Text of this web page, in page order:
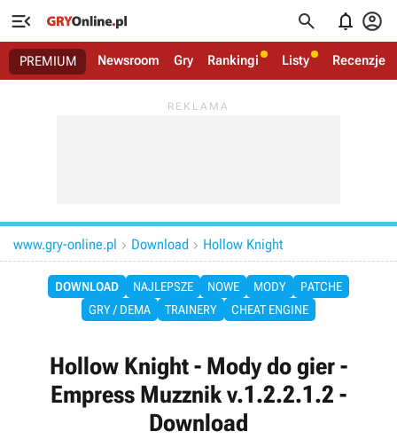
   
PREMIUM Newsroom Gry Rankingi Listy Recenzje
www.gry-online.pl  Download  Hollow Knight
DOWNLOAD NAJLEPSZE NOWE MODY
PATCHE
GRY / DEMA
TRAINERY CHEAT ENGINE
Hollow Knight - Mody do gier -
Empress Muzznik v.1.2.2.1.2 -
Download